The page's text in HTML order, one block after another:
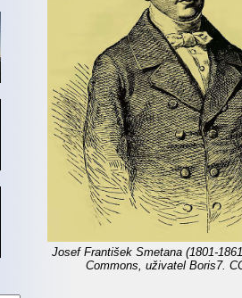
Josef František Smetana (1801-
Commons, uživatel Boris7.